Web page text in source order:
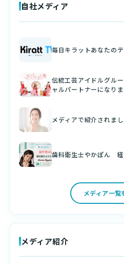
自社メディア
毎日キラットあなたの
伝統工芸アイドルグル
ャルパートナーになりま
メディアで紹介されまし
歯科衛生士やかぽん 経
メディア一覧
メディア紹介